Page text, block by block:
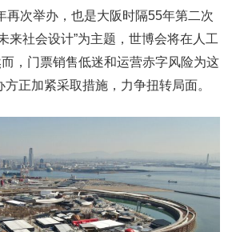
再次举办，也是大阪时隔55年第二次
来社会设计”为主题，世博会将在人工
，门票销售低迷和运营赤字风险为这
正加紧采取措施，力争扭转局面。